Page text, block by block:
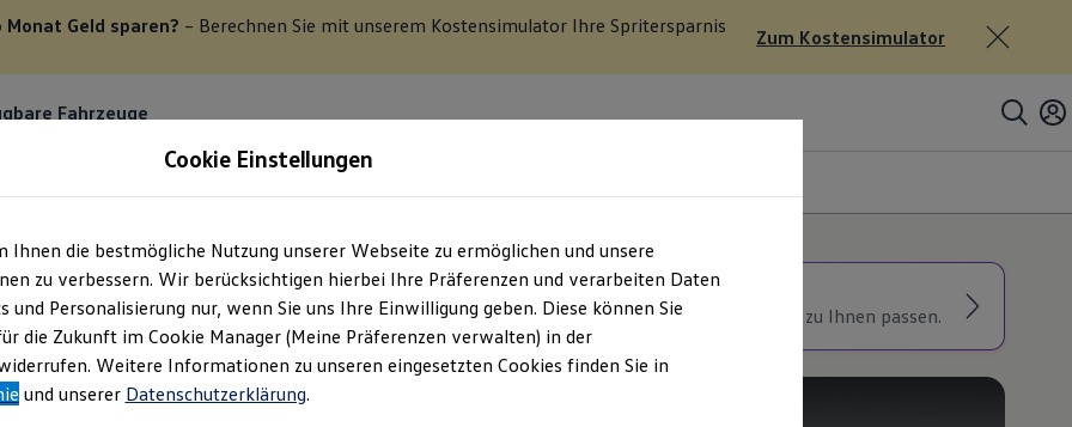
Geld sparen? – Berechnen Sie mit unserem Kostensimulator Ihre Spritersparnis
Zum Kostensimulator
Fahrzeuge
Entdecken Sie Modelle, die perfekt zu Ihnen passen.
Mit Auf- und Umbaulösung Aktionsangebot
Cookie Einstellungen
Ihnen die bestmögliche Nutzung unserer Webseite zu ermöglichen und unsere
zu verbessern. Wir berücksichtigen hierbei Ihre Präferenzen und verarbeiten Daten
Personalisierung nur, wenn Sie uns Ihre Einwilligung geben. Diese können Sie
die Zukunft im Cookie Manager (Meine Präferenzen verwalten) in der
Weitere Informationen zu unseren eingesetzten Cookies finden Sie in
und unserer Datenschutzerklärung.